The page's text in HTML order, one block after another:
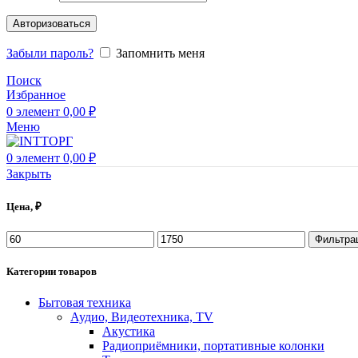
Авторизоваться
Забыли пароль?
Запомнить меня
Поиск
Избранное
0 элемент 0,00 ₽
Меню
0 элемент 0,00 ₽
Закрыть
Цена, ₽
Категории товаров
Бытовая техника
Аудио, Видеотехника, TV
Акустика
Радиоприёмники, портативные колонки